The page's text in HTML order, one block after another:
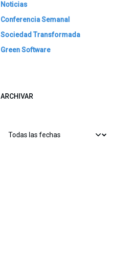
Noticias
Conferencia Semanal
Sociedad Transformada
Green Software
ARCHIVAR